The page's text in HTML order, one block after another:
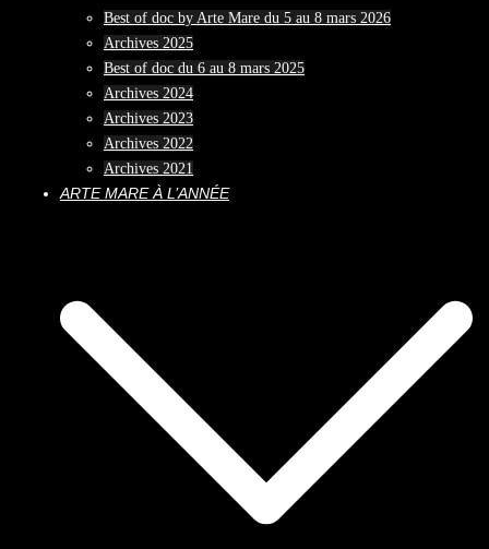
Best of doc by Arte Mare du 5 au 8 mars 2026
Archives 2025
Best of doc du 6 au 8 mars 2025
Archives 2024
Archives 2023
Archives 2022
Archives 2021
ARTE MARE À L’ANNÉE